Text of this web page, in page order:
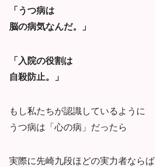
「うつ病は
脳の病気なんだ。」
「入院の役割は
自殺防止。」
もし私たちが認識しているように
うつ病は「心の病」だったら
実際に先崎九段ほどの実力者ならば